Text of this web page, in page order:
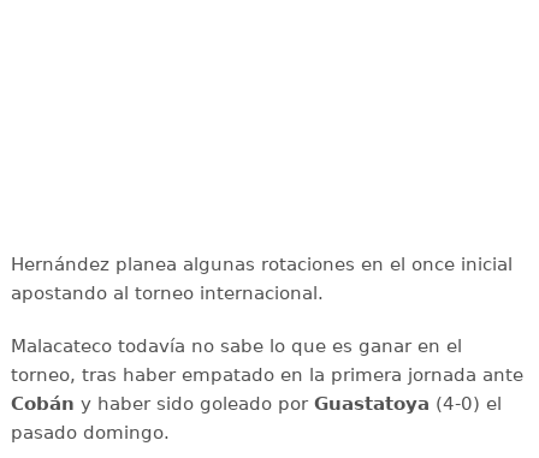
Hernández planea algunas rotaciones en el once inicial
apostando al torneo internacional.
Malacateco todavía no sabe lo que es ganar en el
torneo, tras haber empatado en la primera jornada ante
Cobán y haber sido goleado por Guastatoya (4-0) el
pasado domingo.